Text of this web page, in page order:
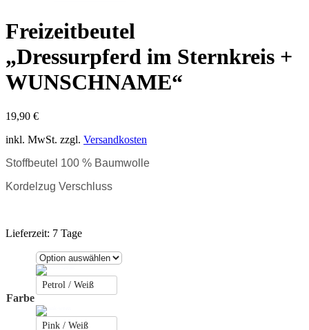
Freizeitbeutel
„Dressurpferd im Sternkreis +
WUNSCHNAME“
19,90 €
inkl. MwSt. zzgl. Versandkosten
Stoffbeutel 100 % Baumwolle
Kordelzug Verschluss
Lieferzeit: 7 Tage
Farbe
Petrol / Weiß
Pink / Weiß